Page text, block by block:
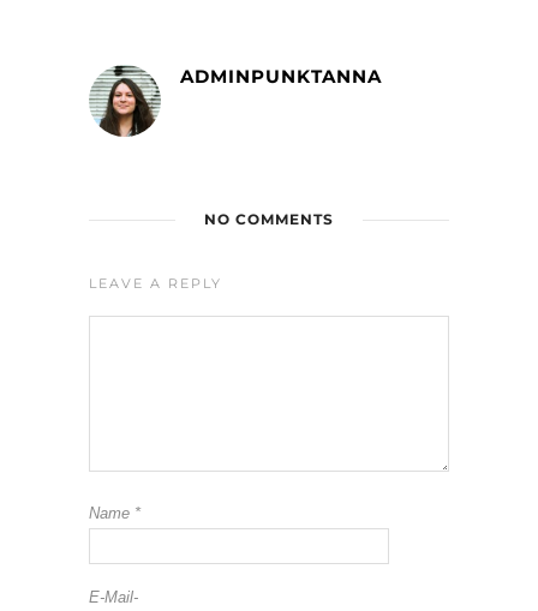
ADMINPUNKTANNA
NO COMMENTS
LEAVE A REPLY
Name *
E-Mail-